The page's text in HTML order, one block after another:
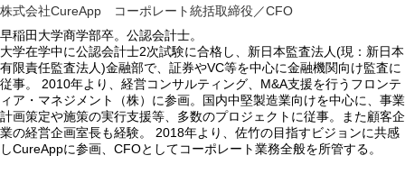
株式会社CureApp コーポレート統括取締役／CFO
早稲田大学商学部卒。公認会計士。
大学在学中に公認会計士2次試験に合格し、新日本監査法人 (現：新日本
有限責任監査法人 )金融部で、証券やVC等を中心に金融機関向け監査に
従事。
2010年より、経営コンサルティング、 M&A支援を行うフロンテ
ィア・マネジメント（株）に参画。国内中堅製造業向けを中心に、事業
計画策定や施策の実行支援等、多数のプロジェクトに従事。また顧客企
業の経営企画室長も経験。
2018年より、佐竹の目指すビジョンに共感
しCureAppに参画、 CFOとしてコーポレート業務全般を所管する。